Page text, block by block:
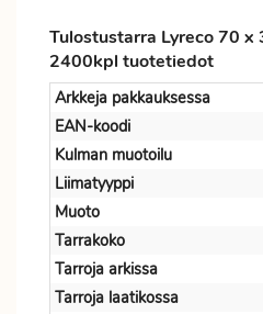
Tulostustarra Lyreco 70
2400kpl tuotetiedot
Arkkeja pakkauksessa
EAN-koodi
Kulman muotoilu
Liimatyyppi
Muoto
Tarrakoko
Tarroja arkissa
Tarroja laatikossa